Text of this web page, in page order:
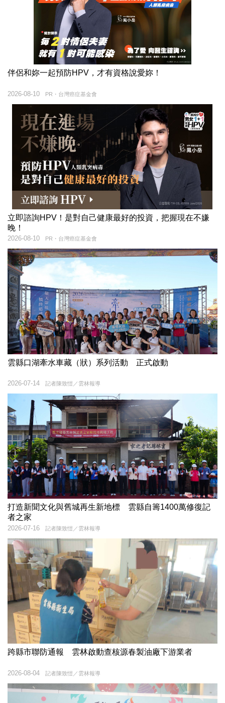
伴侶和妳一起預防HPV，才有資格說愛妳！
PR・台灣癌症基金會
2026-08-10
立即諮詢HPV！是對自己健康最好的投資，把握現在不嫌
晚！
PR・台灣癌症基金會
2026-08-10
雲縣口湖牽水車藏（狀）系列活動 正式啟動
記者陳致愷／雲林報導
2026-07-14
打造新聞文化與舊城再生新地標 雲縣自籌1400萬修復記
者之家
記者陳致愷／雲林報導
2026-07-16
跨縣市聯防通報 雲林啟動查核源春製油廠下游業者
記者陳致愷／雲林報導
2026-08-04